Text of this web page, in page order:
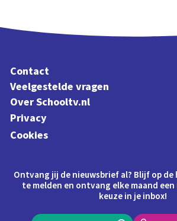
Contact
Veelgestelde vragen
Over Schooltv.nl
Privacy
Cookies
Ontvang jij de nieuwsbrief al? Blijf op
te melden en ontvang elke maand
keuze in je inbox!